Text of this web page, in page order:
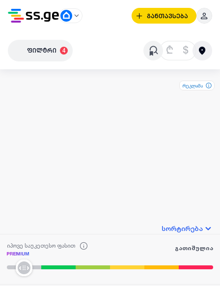
განთავსება
ფილტრი 4 ₾ $
რეკლამა
სორტირება
იპოვე საუკეთესო ფასით გათიშულია